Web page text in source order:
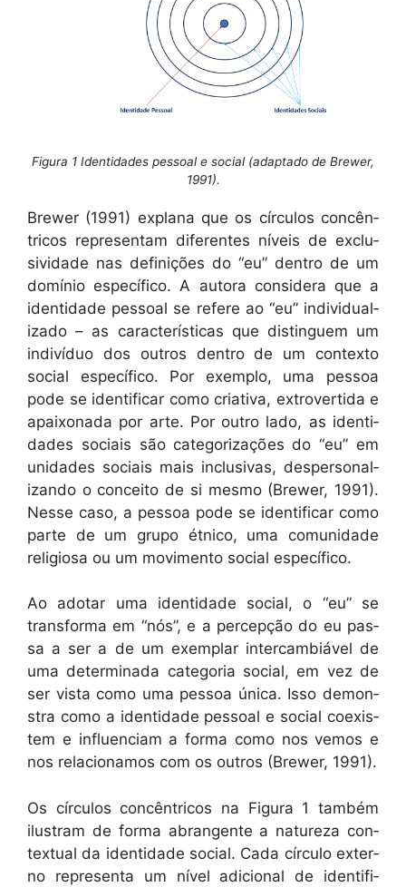
Figura 1 Identidades pessoal e social (adaptado de Brewer,
1991).
Brew­er (1991) explana que os cír­cu­los con­cên­
tri­cos rep­re­sen­tam difer­entes níveis de exclu­
sivi­dade nas definições do “eu” den­tro de um
domínio especí­fi­co. A auto­ra con­sid­era que a
iden­ti­dade pes­soal se ref­ere ao “eu” indi­vid­u­al­
iza­do – as car­ac­terís­ti­cas que dis­tinguem um
indi­ví­duo dos out­ros den­tro de um con­tex­to
social especí­fi­co. Por exem­p­lo, uma pes­soa
pode se iden­ti­ficar como cria­ti­va, extro­ver­ti­da e
apaixon­a­da por arte. Por out­ro lado, as iden­ti­
dades soci­ais são cat­e­go­riza­ções do “eu” em
unidades soci­ais mais inclu­si­vas, des­per­son­al­
izan­do o con­ceito de si mes­mo (Brew­er, 1991).
Nesse caso, a pes­soa pode se iden­ti­ficar como
parte de um grupo étni­co, uma comu­nidade
reli­giosa ou um movi­men­to social específico.
Ao ado­tar uma iden­ti­dade social, o “eu” se
trans­for­ma em “nós”, e a per­cepção do eu pas­
sa a ser a de um exem­plar inter­cam­biáv­el de
uma deter­mi­na­da cat­e­go­ria social, em vez de
ser vista como uma pes­soa úni­ca. Isso demon­
stra como a iden­ti­dade pes­soal e social coex­is­
tem e influ­en­ci­am a for­ma como nos vemos e
nos rela­cionamos com os out­ros (Brew­er, 1991).
Os cír­cu­los con­cên­tri­cos na Figu­ra 1 tam­bém
ilus­tram de for­ma abrangente a natureza con­
tex­tu­al da iden­ti­dade social. Cada cír­cu­lo exter­
no rep­re­sen­ta um nív­el adi­cional de iden­ti­fi­